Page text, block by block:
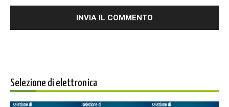
Selezione di elettronica